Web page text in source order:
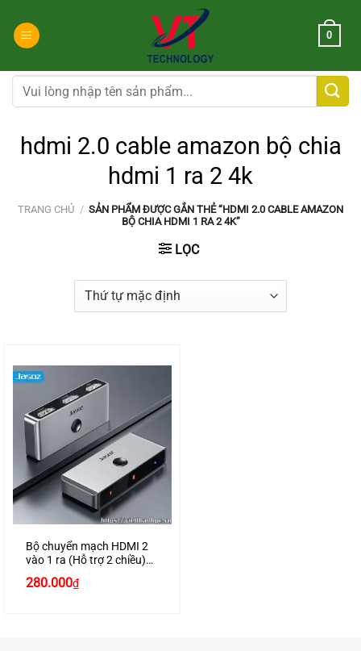
đến
dung
0
Tìm
kiếm:
hdmi 2.0 cable amazon bộ chia
hdmi 1 ra 2 4k
TRANG CHỦ / SẢN PHẨM ĐƯỢC GẮN THẺ “HDMI 2.0 CABLE AMAZON
BỘ CHIA HDMI 1 RA 2 4K”
LỌC
Bộ chuyển mạch HDMI 2
vào 1 ra (Hỗ trợ 2 chiều)
cao cấp
280.000₫